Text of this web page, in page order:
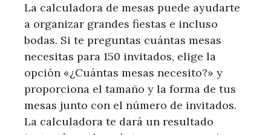
La calculadora de mesas puede ayudarte
a organizar grandes fiestas e incluso
bodas. Si te preguntas cuántas mesas
necesitas para 150 invitados, elige la
opción «¿Cuántas mesas necesito?» y
proporciona el tamaño y la forma de tus
mesas junto con el número de invitados.
La calculadora te dará un resultado